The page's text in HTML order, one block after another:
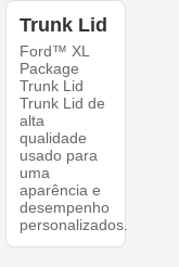
Trunk Lid
Ford™ XL
Package
Trunk Lid
Trunk Lid de
alta
qualidade
usado para
uma
aparência e
desempenho
personalizados.